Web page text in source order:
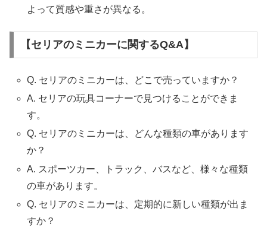
よって質感や重さが異なる。
【セリアのミニカーに関するQ&A】
Q. セリアのミニカーは、どこで売っていますか？
A. セリアの玩具コーナーで見つけることができま
す。
Q. セリアのミニカーは、どんな種類の車があります
か？
A. スポーツカー、トラック、バスなど、様々な種類
の車があります。
Q. セリアのミニカーは、定期的に新しい種類が出ま
すか？